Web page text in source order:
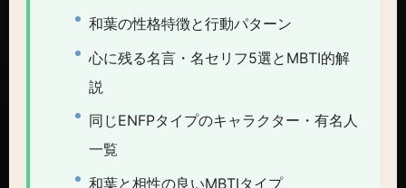
和葉の性格特徴と行動パターン
心に残る名言・名セリフ5選とMBTI的解
説
同じENFPタイプのキャラクター・有名人
一覧
和葉と相性の良いMBTIタイプ